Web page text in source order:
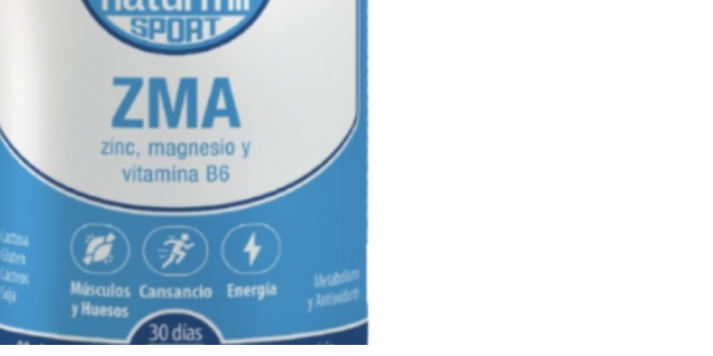
Cystone